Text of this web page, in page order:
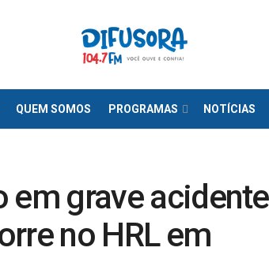
QUEM SOMOS PROGRAMAS NOTÍCIAS
grave acidente
no HRL em